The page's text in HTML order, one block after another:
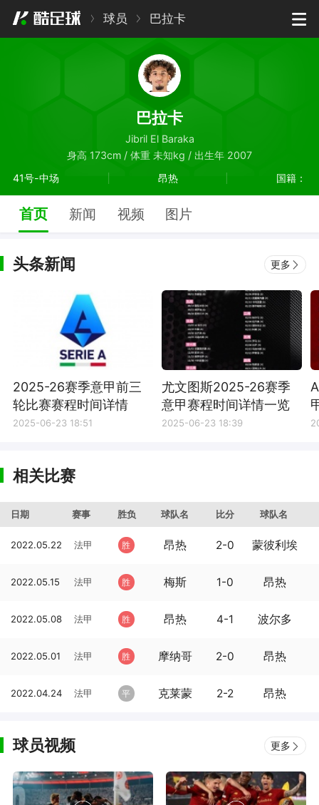
球员 巴拉卡
巴拉卡
Jibril El Baraka
身高 173cm / 体重 未知kg / 出生年 2007
41号-中场
昂热 国籍：
首页 新闻 视频 图片
头条新闻 更多
2025-26赛季意甲前三
轮比赛赛程时间详情
2025-06-23 18:51
尤文图斯2025-26赛季
意甲赛程时间详情一览
2025-06-23 18:39
相关比赛
日期 赛事 胜负 球队名 比分 球队名
2022.05.22 法甲 胜 昂热 2-0 蒙彼利埃
2022.05.15 法甲 胜 梅斯 1-0 昂热
2022.05.08 法甲 胜 昂热 4-1 波尔多
2022.05.01 法甲 胜 摩纳哥 2-0 昂热
2022.04.24 法甲 平 克莱蒙 2-2 昂热
球员视频 更多